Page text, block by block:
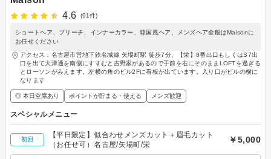
4.6
(91件)
ショートヘア、ブリーチ、インナーカラー、韓国風ヘア、メンズヘア全般はMaisonに
お任せください
アクセス：名古屋市営地下鉄名城線 矢場町駅 徒歩7分、【栄】8番出口もしくはS7出
口を出て大津通を南側にすすむと吉野家があるので手前を右にそのままLOFTを過ぎる
とローソンがみえます。左横の角のビル2Fに看板が出ています。入り口がビルの横に
なります
◎ 本日空席あり ポイントが貯まる・使える メンズ歓迎
スペシャルメニュー
初回
【平日限定】似合わせメンズカット＋眉毛カット
（お任せ可）名古屋/矢場町/栄
￥5,000